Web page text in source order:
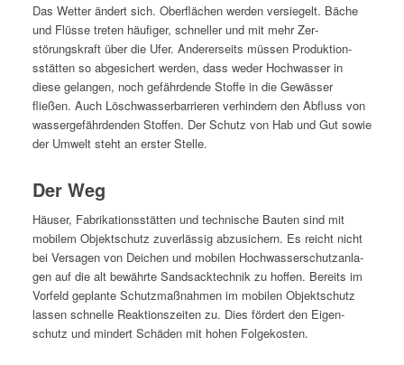
Das Wet­ter ändert sich. Ober­flächen wer­den ver­siegelt. Bäche
und Flüsse treten häu­figer, schneller und mit mehr Zer­
störungskraft über die Ufer. Ander­er­seits müssen Pro­duk­tion­
sstät­ten so abgesichert wer­den, dass wed­er Hochwass­er in
diese gelan­gen, noch gefährdende Stoffe in die Gewäss­er
fließen. Auch Löschwasser­bar­ri­eren ver­hin­dern den Abfluss von
wasserge­fährden­den Stof­fen. Der Schutz von Hab und Gut sowie
der Umwelt ste­ht an erster Stelle.
Der Weg
Häuser, Fab­rika­tion­sstät­ten und tech­nis­che Baut­en sind mit
mobilem Objek­tschutz zuver­läs­sig abzu­sich­ern. Es reicht nicht
bei Ver­sagen von Deichen und mobilen Hochwasser­schutzan­la­
gen auf die alt bewährte Sand­sack­tech­nik zu hof­fen. Bere­its im
Vor­feld geplante Schutz­maß­nah­men im mobilen Objek­tschutz
lassen schnelle Reak­tion­szeit­en zu. Dies fördert den Eigen­
schutz und min­dert Schä­den mit hohen Folgekosten.